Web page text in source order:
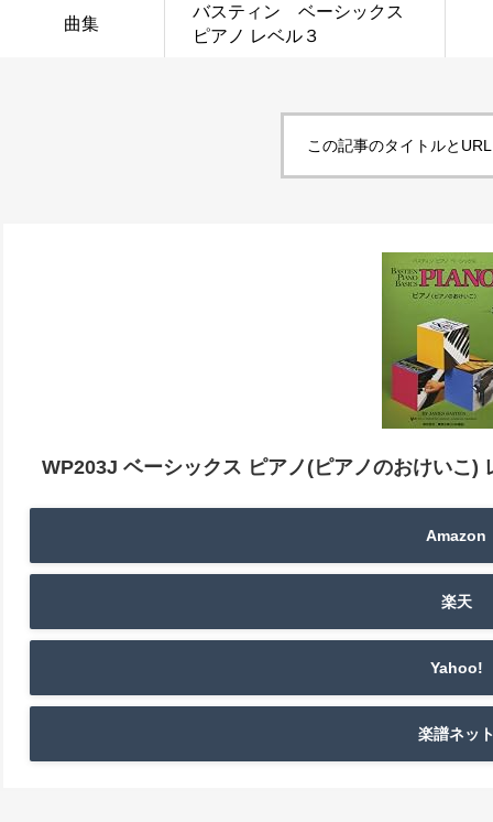
曲集
バスティン ベーシックス
ピアノ レベル３
この記事のタイトルと
WP203J ベーシックス ピアノ(ピアノのおけいこ)
Amazon
楽天
Yahoo!
楽譜ネッ